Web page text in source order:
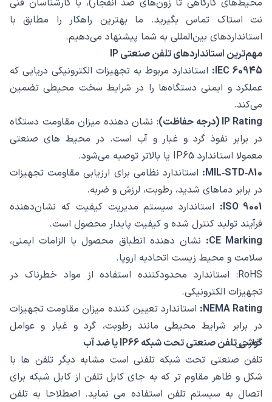
نت استاک تماس بگیرید. ما بهترین راهکار را مطابق با
استانداردهای بین‌المللی به شما پیشنهاد می‌دهیم.
مهم‌ترین استانداردهای تلفن صنعتی IP
IEC 60945: استاندارد مربوط به تجهیزات الکترونیکی دریایی که
عملکرد و ایمنی دستگاه‌ها را در شرایط سخت محیطی تضمین
می‌کند.
IP Rating (درجه حفاظت)
: نشان ‌دهنده میزان مقاومت دستگاه
در برابر نفوذ گرد و غبار و آب است. در محیط‌ های صنعتی
معمولا استاندارد IP65 یا بالاتر توصیه می‌شود.
MIL‑STD‑810: استاندارد نظامی برای ارزیابی مقاومت تجهیزات
در برابر دماهای شدید، رطوبت، لرزش و ضربه.
ISO 9001:
استاندارد سیستم مدیریت کیفیت که نشان‌دهنده
فرآیند تولید کنترل ‌شده و کیفیت پایدار محصول است.
CE Marking:
نشان ‌دهنده انطباق محصول با الزامات ایمنی،
سلامت و محیط ‌زیست اتحادیه اروپا.
RoHS: استاندارد محدودکننده استفاده از مواد خطرناک در
تجهیزات الکترونیکی.
NEMA Rating: استاندارد تعیین ‌کننده میزان مقاومت تجهیزات
در برابر شرایط محیطی مانند رطوبت، گرد و غبار و عوامل
خارجی.
گوشی تلفن صنعتی تحت شبکه IP66 یا ضد آب
تلفن صنعتی تحت شبکه تلفنی است مشابه دیگر تلفن ها با
شکل و ظاهر مقاوم تر که به جای کابل تلفن از کابل شبکه برای
اتصال به سیستم تلفن استفاده می نماید. اصطلاحا به تلفن